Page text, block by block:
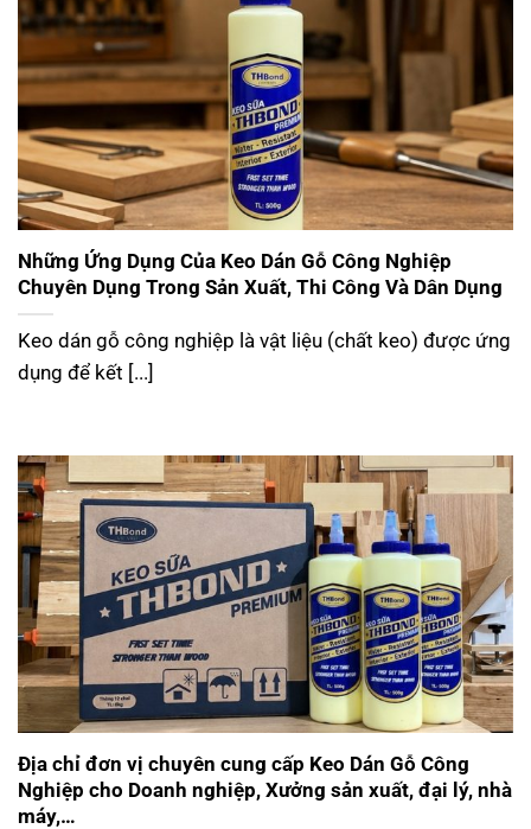
Những Ứng Dụng Của Keo Dán Gỗ Công Nghiệp
Chuyên Dụng Trong Sản Xuất, Thi Công Và Dân Dụng
Keo dán gỗ công nghiệp là vật liệu (chất keo) được ứng
dụng để kết [...]
Địa chỉ đơn vị chuyên cung cấp Keo Dán Gỗ Công
Nghiệp cho Doanh nghiệp, Xưởng sản xuất, đại lý, nhà
máy,…